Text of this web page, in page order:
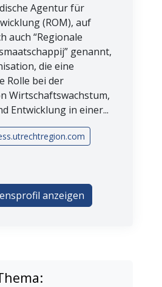
Agentur für
(ROM), auf
auch “Regionale
genannt,
die eine
Rolle bei der
Wirtschaftswachstum,
Entwicklung in einer...
anzeigen